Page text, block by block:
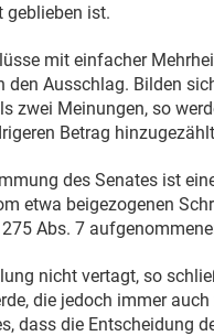
geblieben ist.
mit einfacher
Ausschlag. Bilden
zwei Meinungen, so
Betrag
des Senates ist
etwa beigezogenen
Abs. 7
nicht vertagt, so
die jedoch immer
dass die Entscheidung